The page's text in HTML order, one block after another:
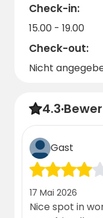
Check-in:
15.00 - 19.00
Check-out:
Nicht
4.3·
Gast
17 Mai 2026
Nice spot in